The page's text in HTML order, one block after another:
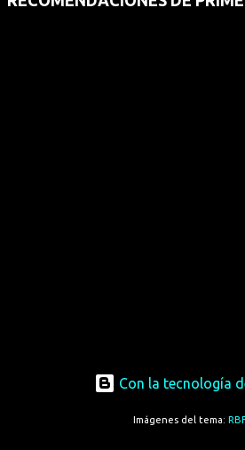
Con la tecnología
Imágenes del tema: